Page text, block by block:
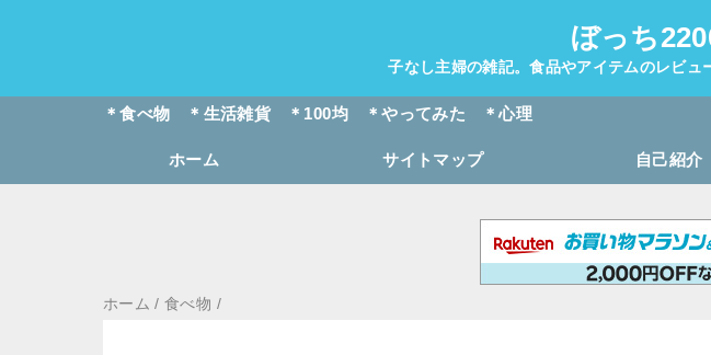
ぼっち
子なし主婦の雑記。食品やアイテムのレビ
＊食べ物 ＊生活雑貨 ＊100均 ＊やってみた ＊心理
ホーム サイトマップ 自己紹介
ホーム /食べ物 /